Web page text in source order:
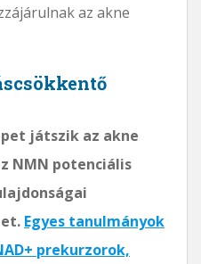
az akne
játszik az akne
NMN potenciális
Egyes tanulmányok
prekurzorok,